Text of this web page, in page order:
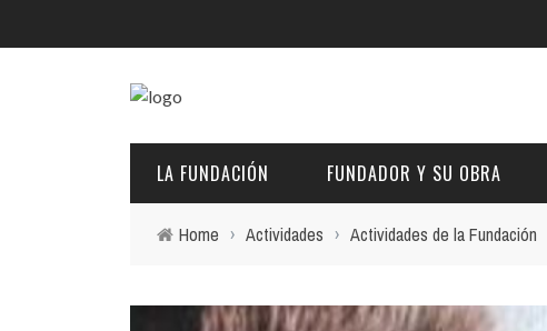
LA FUNDACIÓN FUNDADOR Y SU OBRA
PINTURAS
Home › Actividades › Actividades de la Fundación